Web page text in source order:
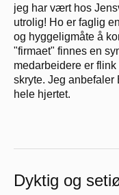
jeg har vært hos
utrolig! Ho er faglig
og hyggeligmåte å
"firmaet" finnes en
medarbeidere er
skryte. Jeg
hele hjertet.
Dyktig og